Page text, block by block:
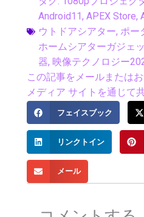
Android11 , APEX Store,
ウトドアシアター, ポー
ホームシアターガジェ
器, 映像テクノロジー
この記事をメールまたは
メディア サイトを通じて
フェイスブック
リンクトイン
メール